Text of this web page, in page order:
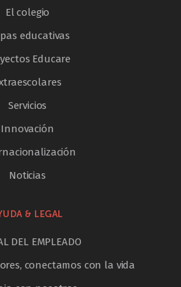
El colegio
educativas
Educare
Servicios
Innovación
Noticias
& LEGAL
DEL EMPLEADO
conectamos con la vida